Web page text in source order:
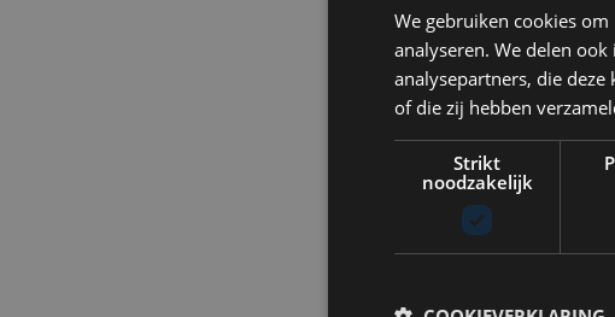
We gebruiken cookies
analyseren. We delen
analysepartners, die
of die zij hebben
Strikt
noodzakelijk